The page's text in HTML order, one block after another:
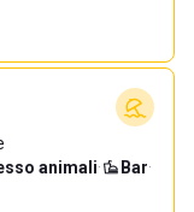
animali· Bar·